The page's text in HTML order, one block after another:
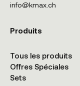
info@kmax.ch
Produits
Tous les produits
Offres Spéciales
Sets